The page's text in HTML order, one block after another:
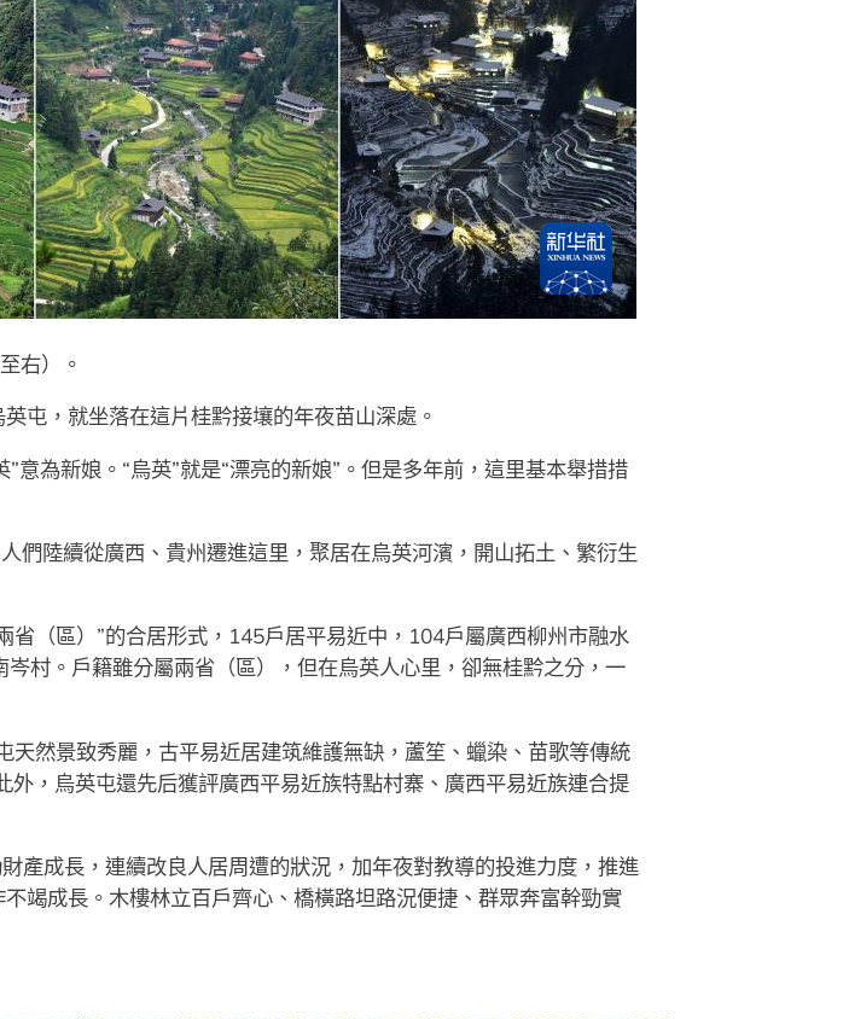
右）。
屯，就坐落在這片桂黔接壤的年夜苗山深處。
意為新娘。“烏英”就是“漂亮的新娘”。但是多年前，這里基本舉措措
們陸續從廣西、貴州遷進這里，聚居在烏英河濱，開山拓土、繁衍生
（區）”的合居形式，145戶居平易近中，104戶屬廣西柳州市融水
村。戶籍雖分屬兩省（區），但在烏英人心里，卻無桂黔之分，一
然景致秀麗，古平易近居建筑維護無缺，蘆笙、蠟染、苗歌等傳統
，烏英屯還先后獲評廣西平易近族特點村寨、廣西平易近族連合提
產成長，連續改良人居周遭的狀況，加年夜對教導的投進力度，推進
竭成長。木樓林立百戶齊心、橋橫路坦路況便捷、群眾奔富幹勁實